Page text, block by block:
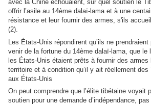
avec la Chine échouaient, sur quel soutien le
offrir l’asile au 14ème dalaï-lama et à une
résistance et leur fournir des armes, s'ils
(2).
Les États-Unis répondirent qu’ils ne
venir de la fortune du 14ème dalaï-lama, que
les États-Unis étaient prêts à fournir des
territoire et à condition qu’il y ait réellement
aux États-Unis
On peut comprendre que l’élite tibétaine
soutien pour une demande d’indépendance,